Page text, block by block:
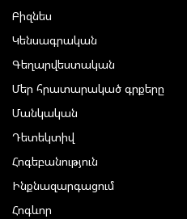
Բիզնես
Կենսագրական
Գեղարվեստական
Մեր հրատարակած գրքերը
Մանկական
Դետեկտիվ
Հոգեբանություն
Ինքնազարգացում
Հոգևոր